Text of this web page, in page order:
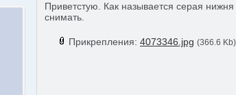
Приветстую. Как называется серая
снимать.
Прикрепления: 4073346.jpg (366.6 Kb)